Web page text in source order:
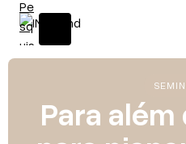
Para além